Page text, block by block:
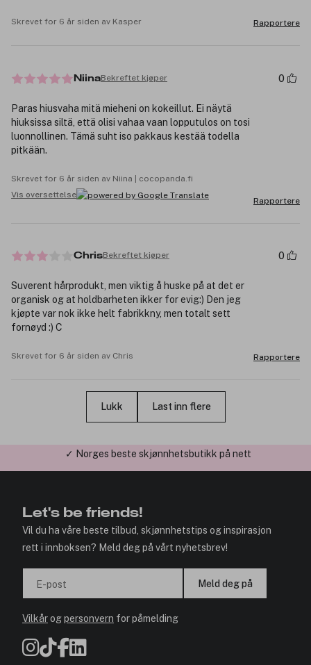
Skrevet for 6 år siden av Kasper Rapportere
NiinaBekreftet kjøper 0
Paras hiusvaha mitä mieheni on kokeillut. Ei näytä
hiuksissa siltä, että olisi vahaa vaan lopputulos on tosi
luonnollinen. Tämä suht iso pakkaus kestää todella
pitkään.
Skrevet for 6 år siden av Niina | cocopanda.fi
Vis oversettelse
Rapportere
ChrisBekreftet kjøper 0
Suverent hårprodukt, men viktig å huske på at det er
organisk og at holdbarheten ikker for evig:) Den jeg
kjøpte var nok ikke helt fabrikkny, men totalt sett
fornøyd :) C
Skrevet for 6 år siden av Chris Rapportere
Lukk Last inn flere
✓ Årets Nettbutikk 2026 og 2025
Let's be friends!
Vil du ha våre beste tilbud, skjønnhetstips og inspirasjon
rett i innboksen? Meld deg på vårt nyhetsbrev!
E-post Meld deg på
Vilkårogpersonvern for påmelding